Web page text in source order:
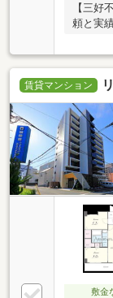
【三好
頼と実
賃貸マンション
敷金